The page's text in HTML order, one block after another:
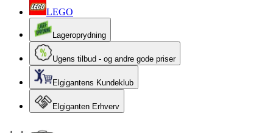
LEGO
Lageroprydning
Ugens tilbud - og andre gode priser
Elgigantens Kundeklub
Elgiganten Erhverv